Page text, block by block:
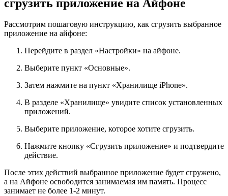
сгрузить приложение на Айфоне
Рассмотрим пошаговую инструкцию, как сгрузить выбранное
приложение на айфоне:
Перейдите в раздел «Настройки» на айфоне.
Выберите пункт «Основные».
Затем нажмите на пункт «Хранилище iPhone».
В разделе «Хранилище» увидите список установленных
приложений.
Выберите приложение, которое хотите сгрузить.
Нажмите кнопку «Сгрузить приложение» и подтвердите
действие.
После этих действий выбранное приложение будет сгружено,
а на Айфоне освободится занимаемая им память. Процесс
занимает не более 1-2 минут.